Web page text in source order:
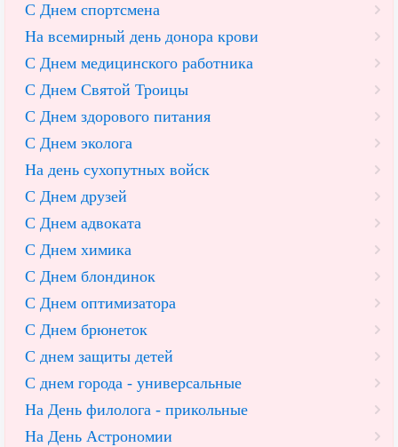
С Днем спортсмена
На всемирный день донора крови
С Днем медицинского работника
С Днем Святой Троицы
С Днем здорового питания
С Днем эколога
На день сухопутных войск
С Днем друзей
С Днем адвоката
С Днем химика
С Днем блондинок
С Днем оптимизатора
С Днем брюнеток
С днем защиты детей
С днем города - универсальные
На День филолога - прикольные
На День Астрономии